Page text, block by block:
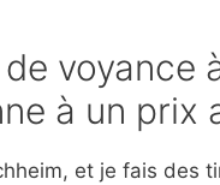
voyance
à un prix
et je fais des